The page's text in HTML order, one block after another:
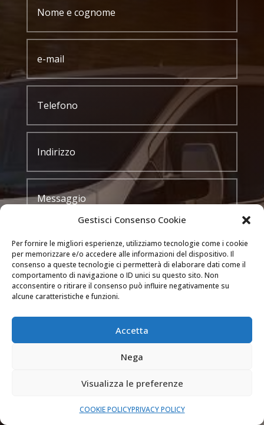
Gestisci Consenso Cookie
Per fornire le migliori esperienze, utilizziamo tecnologie come i cookie
per memorizzare e/o accedere alle informazioni del dispositivo. Il
consenso a queste tecnologie ci permetterà di elaborare dati come il
comportamento di navigazione o ID unici su questo sito. Non
acconsentire o ritirare il consenso può influire negativamente su
alcune caratteristiche e funzioni.
Accetta
Nega
Visualizza le preferenze
COOKIE POLICYPRIVACY POLICY
INVIA
 DOVE OPERIAMO
comuni delle loro province) e Monza e Brianza.
SEMPRE APERTI
Il nostro servizio di assistenza è attivo 24 ore